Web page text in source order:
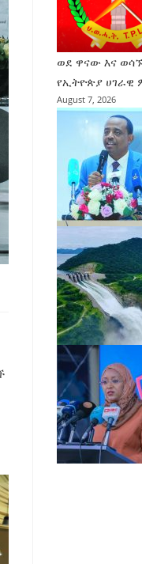
ወደ ዋናው እና
የኢትዮጵያ ሀገራዊ
August 7, 2026